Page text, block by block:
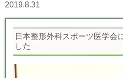
2019.8.31
日本整形外科スポーツ医学会
した